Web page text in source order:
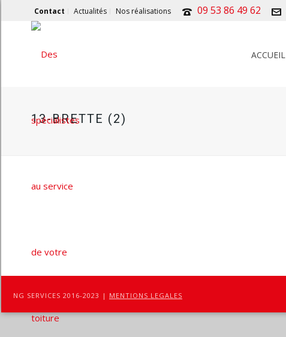
Contact Actualités Nos réalisations 09 53 86 49 62
ACCUEIL
13-BRETTE (2)
NG SERVICES 2016-2023 | MENTIONS LEGALES